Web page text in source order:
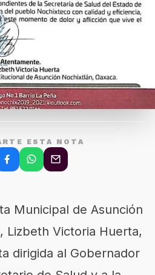
ESTA NOTA
Municipal de Asunción
Lizbeth Victoria Huerta,
dirigida al Gobernador